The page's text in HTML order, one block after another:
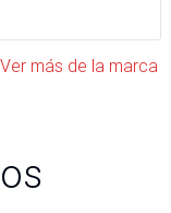
Ver más de la marca